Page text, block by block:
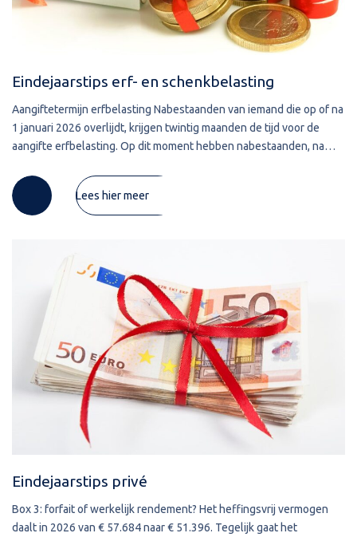
Eindejaarstips erf- en schenkbelasting
Aangiftetermijn erfbelasting Nabestaanden van iemand die op of na
1 januari 2026 overlijdt, krijgen twintig maanden de tijd voor de
aangifte erfbelasting. Op dit moment hebben nabestaanden, na
Lees hier meer
Eindejaarstips privé
Box 3: forfait of werkelijk rendement? Het heffingsvrij vermogen
daalt in 2026 van € 57.684 naar € 51.396. Tegelijk gaat het